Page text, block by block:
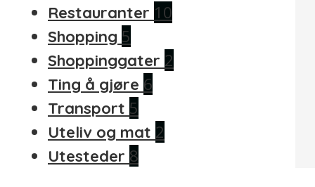
Restauranter 10
Shopping 5
Shoppinggater 2
Ting å gjøre 6
Transport 5
Uteliv og mat 2
Utesteder 8